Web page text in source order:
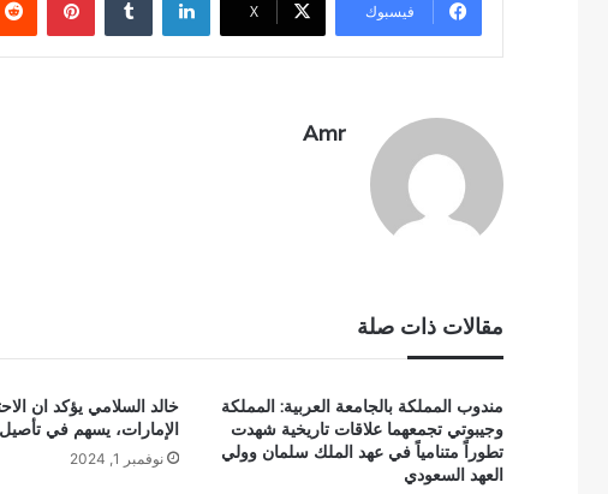
فيسبوك ‫X
Amr
مقالات ذات صلة
مندوب المملكة بالجامعة العربية: المملكة
وجيبوتي تجمعهما علاقات تاريخية شهدت
تطوراً متنامياً في عهد الملك سلمان وولي
العهد السعودي
خالد السلامي يؤكد ان
الإمارات، يسهم في تأصيل
نوفمبر 1, 2024